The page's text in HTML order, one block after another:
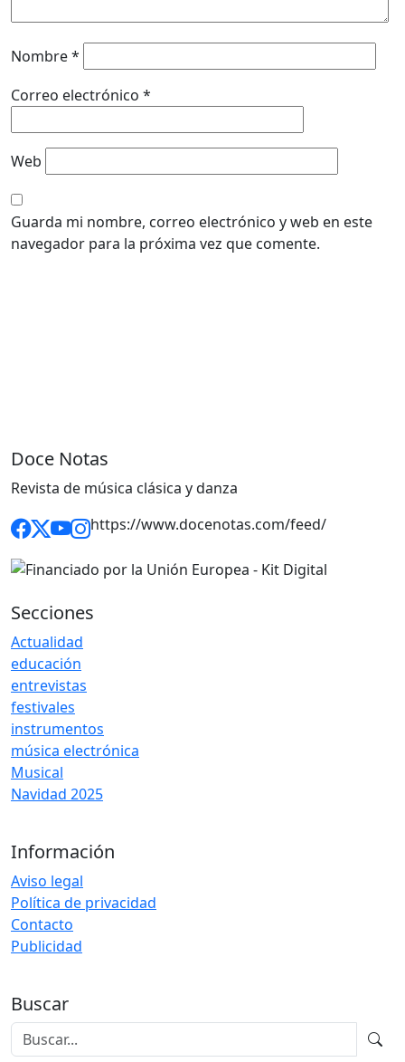
Nombre*
Correo electrónico *
Web
Guarda mi nombre, correo electrónico y web en este
navegador para la próxima vez que comente.
Doce Notas
Revista de música clásica y danza
https://www.docenotas.com/feed/
Secciones
Actualidad
educación
entrevistas
festivales
instrumentos
música electrónica
Musical
Navidad 2025
Información
Aviso legal
Política de privacidad
Contacto
Publicidad
Buscar